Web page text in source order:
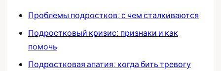
Проблемы подростков: с чем сталкиваются
Подростковый кризис: признаки и как
помочь
Подростковая апатия: когда бить тревогу